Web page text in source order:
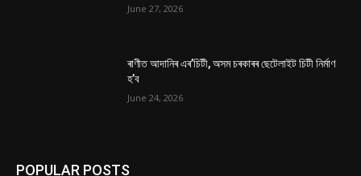
June 27, 2026
ৰাণীত আদানিৰ এৰ’চিটী, অসম চৰকাৰৰ ছেটেলাইট চিটী নিৰ্মাণ
হ’ব
June 24, 2026
POPULAR POSTS